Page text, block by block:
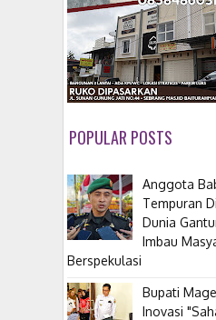
POPULAR POSTS
Anggota
Tempuran
Dunia
Imbau
Berspekulasi
Bupati
Inovasi